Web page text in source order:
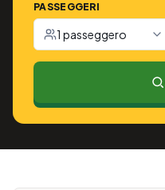
PASSEGGERI
1 passeggero